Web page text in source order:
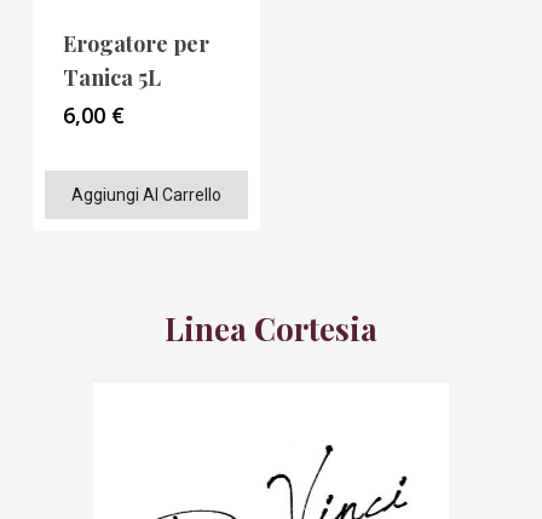
Aggiungi Al Carrello
Erogatore per
Tanica 5L
6,00 €
Linea Cortesia